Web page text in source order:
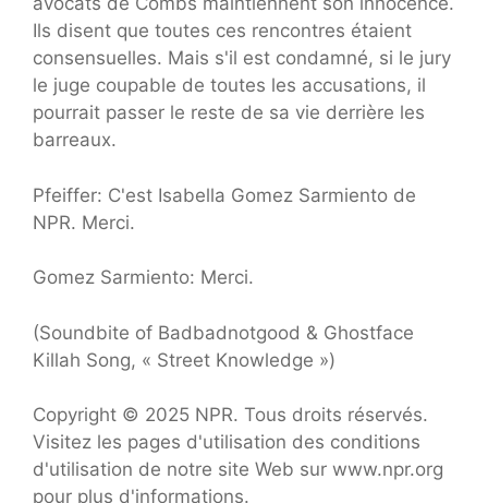
Ils disent que toutes ces rencontres étaient
consensuelles. Mais s'il est condamné, si le jury
le juge coupable de toutes les accusations, il
pourrait passer le reste de sa vie derrière les
barreaux.
Pfeiffer: C'est Isabella Gomez Sarmiento de
NPR. Merci.
Gomez Sarmiento: Merci.
(Soundbite of Badbadnotgood & Ghostface
Killah Song, « Street Knowledge »)
Copyright © 2025 NPR. Tous droits réservés.
Visitez les pages d'utilisation des conditions
d'utilisation de notre site Web sur www.npr.org
pour plus d'informations.